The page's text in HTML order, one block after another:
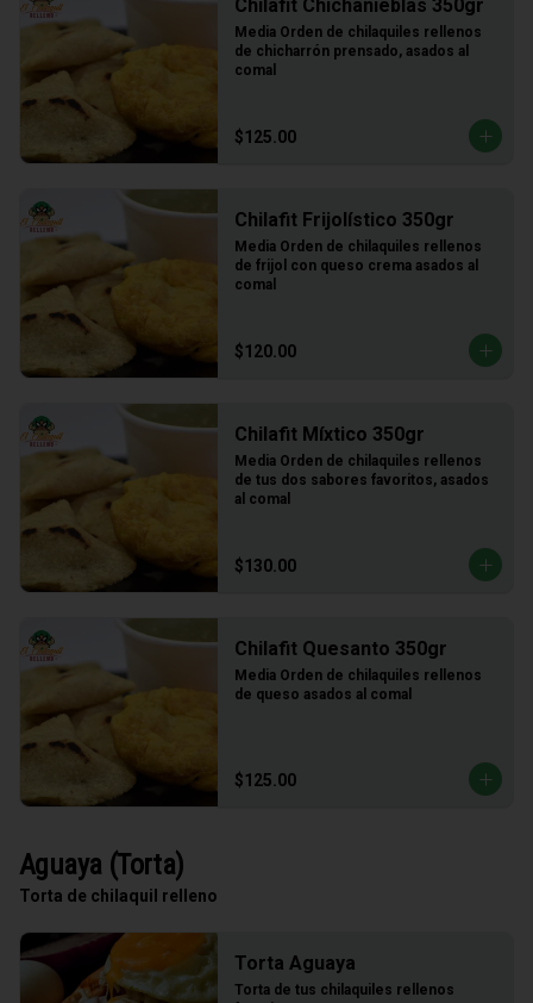
Chilafit Chichanieblas 350gr
Media Orden de chilaquiles rellenos
de chicharrón prensado, asados al
comal
$125.00
Chilafit Frijolístico 350gr
Media Orden de chilaquiles rellenos
de frijol con queso crema asados al
comal
$120.00
Chilafit Míxtico 350gr
Media Orden de chilaquiles rellenos
de tus dos sabores favoritos, asados
al comal
$130.00
Chilafit Quesanto 350gr
Media Orden de chilaquiles rellenos
de queso asados al comal
$125.00
Aguaya (Torta)
Torta de chilaquil relleno
Torta Aguaya
Torta de tus chilaquiles rellenos